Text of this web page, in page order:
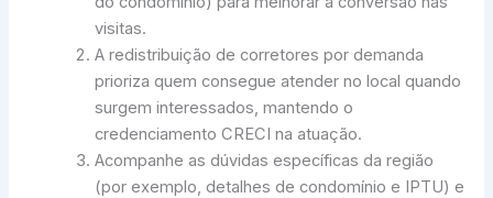
visitas.
A redistribuição de corretores por demanda
prioriza quem consegue atender no local quando
surgem interessados, mantendo o
credenciamento CRECI na atuação.
Acompanhe as dúvidas específicas da região
(por exemplo, detalhes de condomínio e IPTU) e